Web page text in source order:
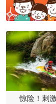
惊险！刺